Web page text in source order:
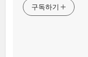
구독하기